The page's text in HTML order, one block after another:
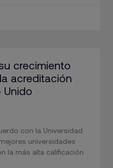
crecimiento
acreditación
Unido
con la Universidad
universidades
la más alta calificación